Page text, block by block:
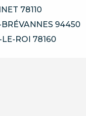
78110
94450
LE-ROI 78160